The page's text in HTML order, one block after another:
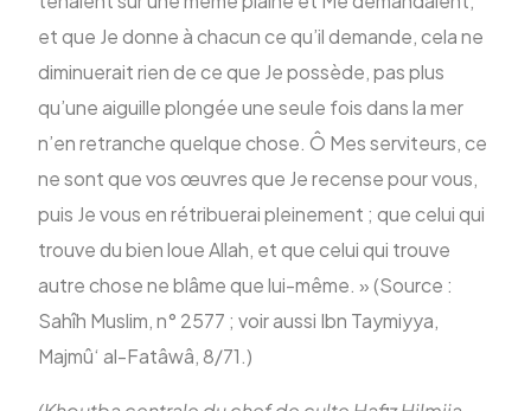
et que Je donne à chacun ce qu’il demande, cela ne
diminuerait rien de ce que Je possède, pas plus
qu’une aiguille plongée une seule fois dans la mer
n’en retranche quelque chose. Ô Mes serviteurs, ce
ne sont que vos œuvres que Je recense pour vous,
puis Je vous en rétribuerai pleinement ; que celui qui
trouve du bien loue Allah, et que celui qui trouve
autre chose ne blâme que lui-même. » (Source :
Sahîh Muslim, n° 2577 ; voir aussi Ibn Taymiyya,
Majmû‘ al-Fatâwâ, 8/71.)